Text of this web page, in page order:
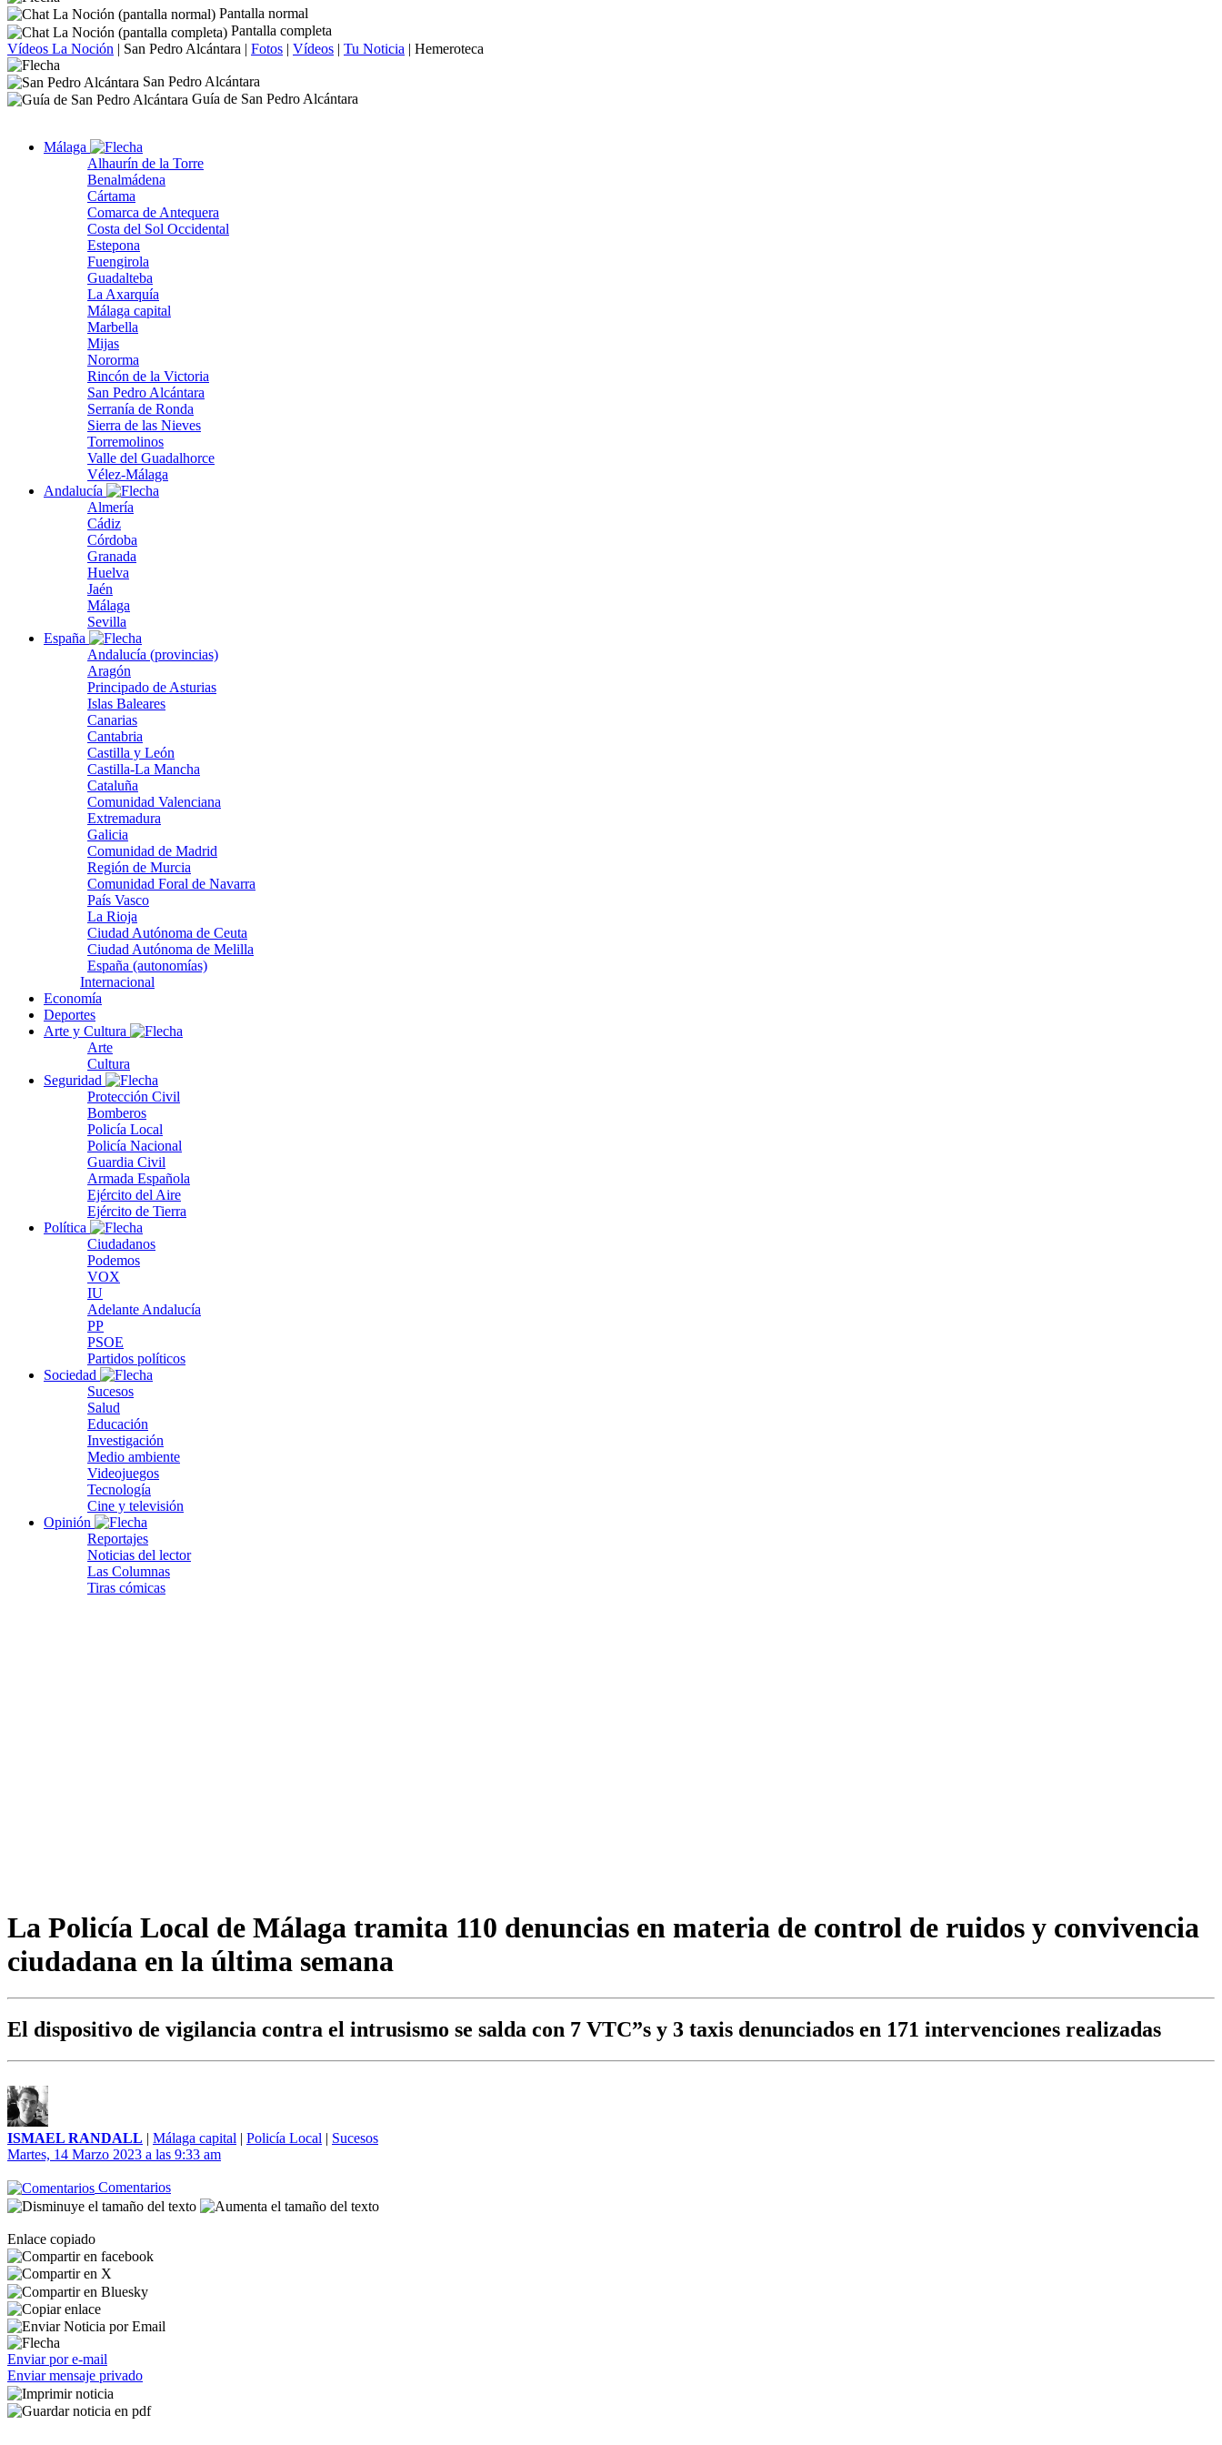
Pantalla normal
Pantalla completa
Vídeos La Noción | San Pedro Alcántara | Fotos | Vídeos | Tu Noticia | Hemeroteca
San Pedro Alcántara
Guía de San Pedro Alcántara
Málaga
Alhaurín de la Torre
Benalmádena
Cártama
Comarca de Antequera
Costa del Sol Occidental
Estepona
Fuengirola
Guadalteba
La Axarquía
Málaga capital
Marbella
Mijas
Nororma
Rincón de la Victoria
San Pedro Alcántara
Serranía de Ronda
Sierra de las Nieves
Torremolinos
Valle del Guadalhorce
Vélez-Málaga
Andalucía
Almería
Cádiz
Córdoba
Granada
Huelva
Jaén
Málaga
Sevilla
España
Andalucía (provincias)
Aragón
Principado de Asturias
Islas Baleares
Canarias
Cantabria
Castilla y León
Castilla-La Mancha
Cataluña
Comunidad Valenciana
Extremadura
Galicia
Comunidad de Madrid
Región de Murcia
Comunidad Foral de Navarra
País Vasco
La Rioja
Ciudad Autónoma de Ceuta
Ciudad Autónoma de Melilla
España (autonomías)
Internacional
Economía
Deportes
Arte y Cultura
Arte
Cultura
Seguridad
Protección Civil
Bomberos
Policía Local
Policía Nacional
Guardia Civil
Armada Española
Ejército del Aire
Ejército de Tierra
Política
Ciudadanos
Podemos
VOX
IU
Adelante Andalucía
PP
PSOE
Partidos políticos
Sociedad
Sucesos
Salud
Educación
Investigación
Medio ambiente
Videojuegos
Tecnología
Cine y televisión
Opinión
Reportajes
Noticias del lector
Las Columnas
Tiras cómicas
La Policía Local de Málaga tramita 110 denuncias en materia de control de ruidos y convivencia
ciudadana en la última semana
El dispositivo de vigilancia contra el intrusismo se salda con 7 VTC”s y 3 taxis denunciados en 171 intervenciones realizadas
ISMAEL RANDALL | Málaga capital | Policía Local | Sucesos
Martes, 14 Marzo 2023 a las 9:33 am
Comentarios
Enlace copiado
Enviar por e-mail
Enviar mensaje privado